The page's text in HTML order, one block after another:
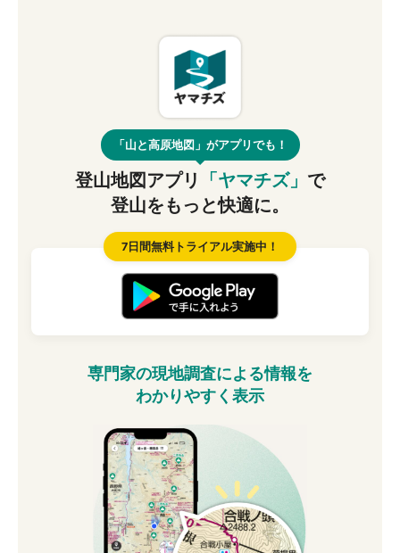
「山と高原地図」がアプリでも！
登山地図アプリ 「ヤマチズ」 で
登山をもっと快適に。
7日間無料トライアル実施中！
専門家の現地調査による情報を
わかりやすく表示